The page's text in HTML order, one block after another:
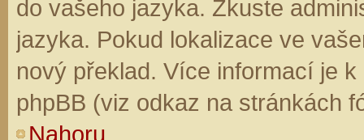
do vašeho jazyka. Zkuste
jazyka. Pokud lokalizace ve
nový překlad. Více informací je
phpBB (viz odkaz na stránkách
Nahoru